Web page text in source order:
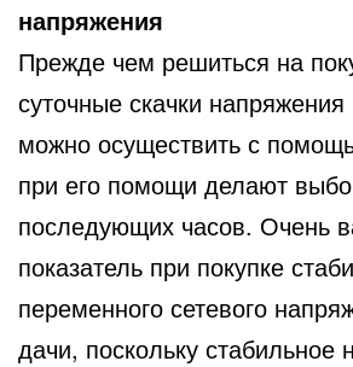
напряжения
Прежде чем решиться на
суточные скачки
можно осуществить с
при его помощи делают
последующих часов. Очень
показатель при покупке
переменного сетевого
дачи, поскольку стабильное